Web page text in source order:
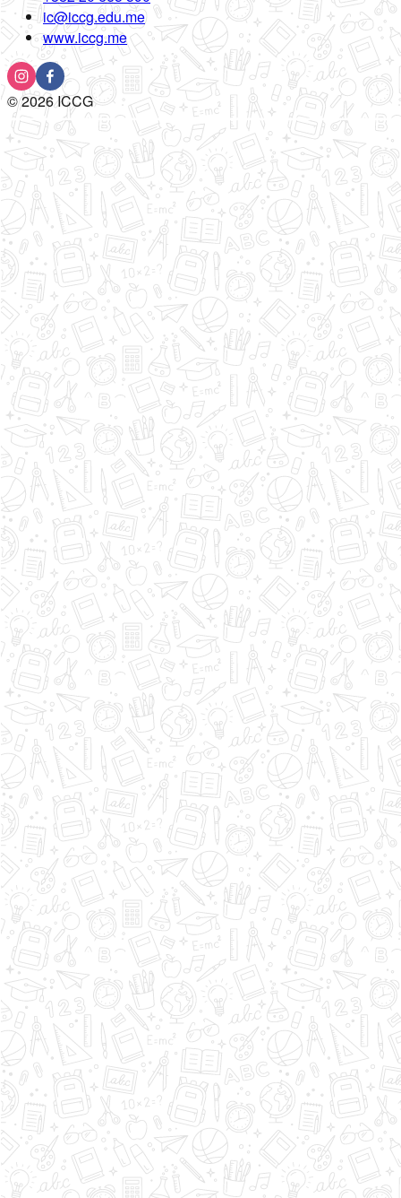
ic@iccg.edu.me
www.iccg.me
©2026ICCG